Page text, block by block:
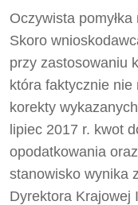
Oczywista
Skoro
przy zastosowaniu
która faktycznie nie
korekty
lipiec 2017 r. kwot
opodatkowania
stanowisko wynika
Dyrektora Krajowej